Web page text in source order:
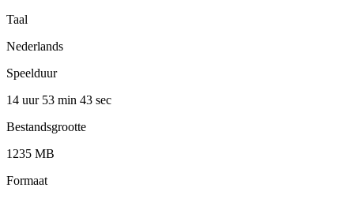
Taal
Nederlands
Speelduur
14 uur 53 min 43 sec
Bestandsgrootte
1235 MB
Formaat